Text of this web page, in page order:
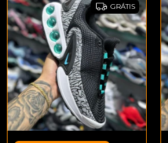
GRÁTIS